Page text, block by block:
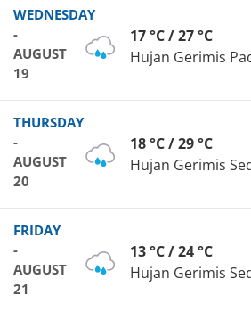
WEDNESDAY
-
AUGUST
19
17 °C / 27 °C
Hujan Gerimis
THURSDAY
-
AUGUST
20
18 °C / 29 °C
Hujan Gerimis
FRIDAY
-
AUGUST
21
13 °C / 24 °C
Hujan Gerimis